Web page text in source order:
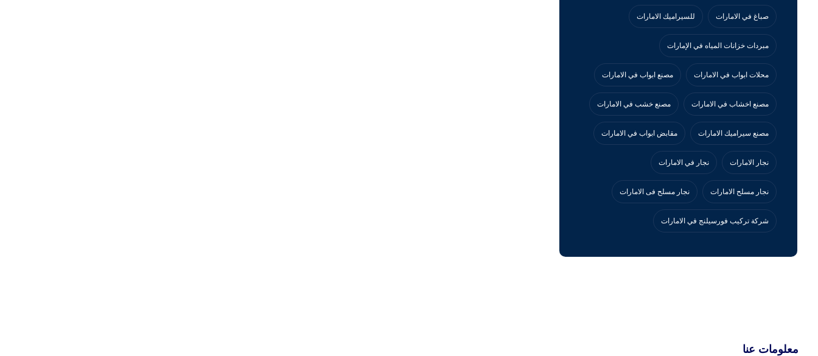
صباغ في الامارات للسيراميك الامارات
مبردات خزانات المياه في الإمارات
محلات ابواب في الامارات مصنع ابواب في الامارات
مصنع اخشاب في الامارات مصنع خشب في الامارات
مصنع سيراميك الامارات مقابض ابواب في الامارات
نجار الامارات نجار في الامارات
نجار مسلح الامارات نجار مسلح فى الامارات
‏شركة تركيب فورسيلنج في الامارات
معلومات عنا